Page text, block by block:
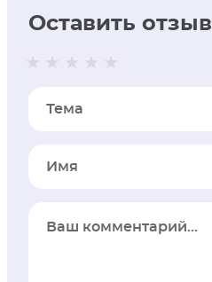
Оставить отзыв
Тема
Имя